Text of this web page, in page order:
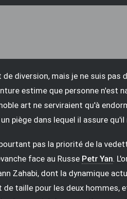
diversion, mais je ne suis pas
estime que personne n'est
art ne serviraient qu'à
piège dans lequel il assure qu'il
pas la priorité de la
face au Russe Petr Yan.
Zahabi, dont la dynamique
de taille pour les deux hommes,